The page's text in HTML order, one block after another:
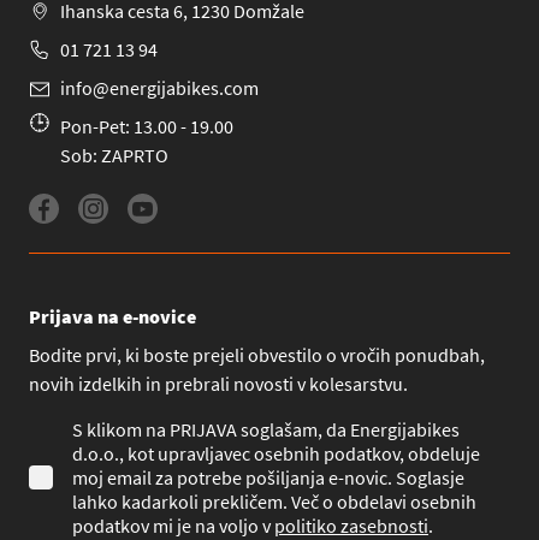
Ihanska cesta 6, 1230 Domžale
01 721 13 94
info@energijabikes.com
Pon-Pet: 13.00 - 19.00
Sob: ZAPRTO
Prijava na e-novice
Bodite prvi, ki boste prejeli obvestilo o vročih ponudbah,
novih izdelkih in prebrali novosti v kolesarstvu.
S klikom na PRIJAVA soglašam, da Energijabikes
d.o.o., kot upravljavec osebnih podatkov, obdeluje
moj email za potrebe pošiljanja e-novic. Soglasje
lahko kadarkoli prekličem. Več o obdelavi osebnih
podatkov mi je na voljo vpolitiko zasebnosti.